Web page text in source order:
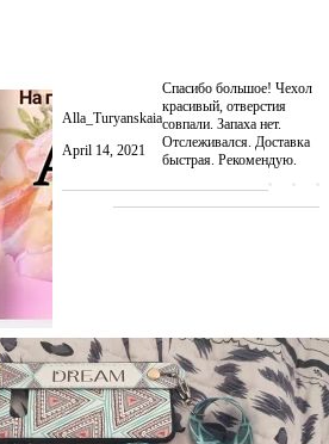
Alla_Turyanskaia
April 14, 2021
Спасибо большое! Чехол
красивый, отверстия
совпали. Запаха нет.
Отслеживался. Доставка
быстрая. Рекомендую.